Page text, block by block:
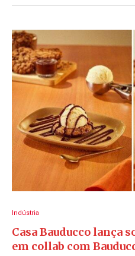
Indústria
Casa Bauducco lança
em collab com